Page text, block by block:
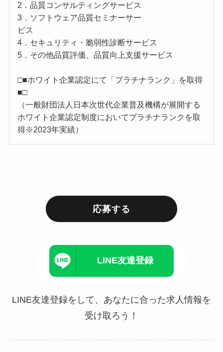
2．品質コンサルティングサービス
3．ソフトウェア品質セミナーサー
ビス
4．セキュリティ・脆弱性診断サービス
5．その他品質評価、品質向上支援サービス
□■ホワイト企業認定にて「プラチナランク」を取得
■□
（一般財団法人日本次世代企業普及機構が展開する
ホワイト企業認定制度においてプラチナランクを取
得※2023年実績）
応募する
LINE友達登録
LINE友達登録をして、あなたに合った求人情報を
受け取ろう！